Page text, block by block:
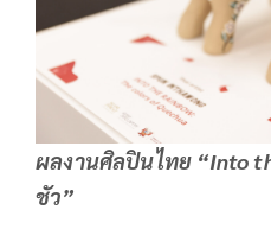
ผลงานศิลปินไทย “Into
ชัว”